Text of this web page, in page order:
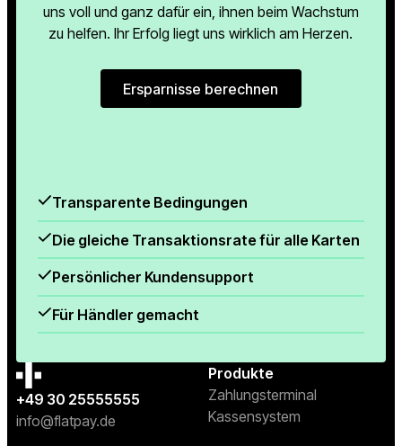
uns voll und ganz dafür ein, ihnen beim Wachstum
zu helfen. Ihr Erfolg liegt uns wirklich am Herzen.
Ersparnisse berechnen
Ersparnisse berechnen
Transparente Bedingungen
Die gleiche Transaktionsrate für alle Karten
Persönlicher Kundensupport
Für Händler gemacht
+49 30 25555555
info@flatpay.de
Produkte
Zahlungsterminal
Kassensystem